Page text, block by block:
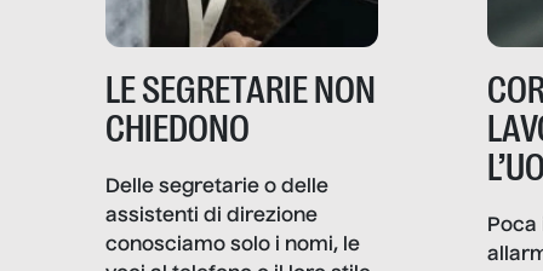
LE SEGRETARIE NON
CHIEDONO
Delle segretarie o delle
assistenti di direzione
conosciamo solo i nomi, le